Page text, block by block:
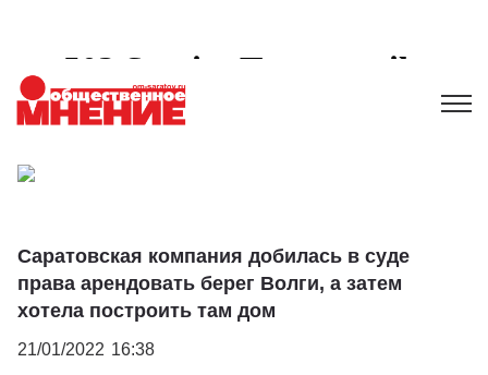
Саратовская компания добилась в суде
права арендовать берег Волги, а затем
хотела построить там дом
21/01/2022 16:38